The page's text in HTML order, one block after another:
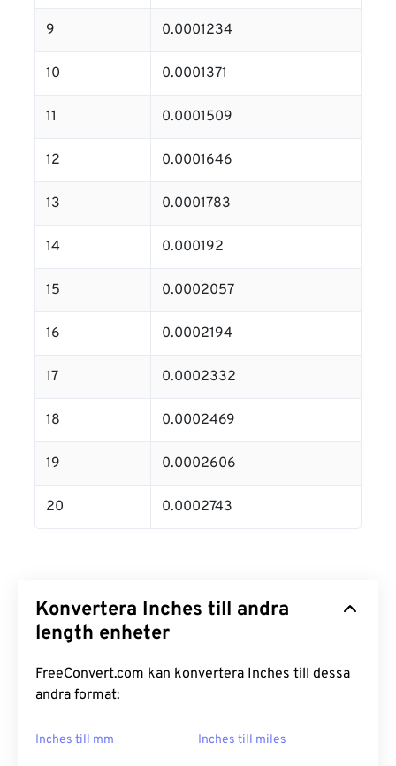
9 0.0001234
10 0.0001371
11 0.0001509
12 0.0001646
13 0.0001783
14 0.000192
15 0.0002057
16 0.0002194
17 0.0002332
18 0.0002469
19 0.0002606
20 0.0002743
Konvertera Inches till andra
length enheter
FreeConvert.com kan konvertera Inches till dessa
andra format:
Inches till mm Inches till miles